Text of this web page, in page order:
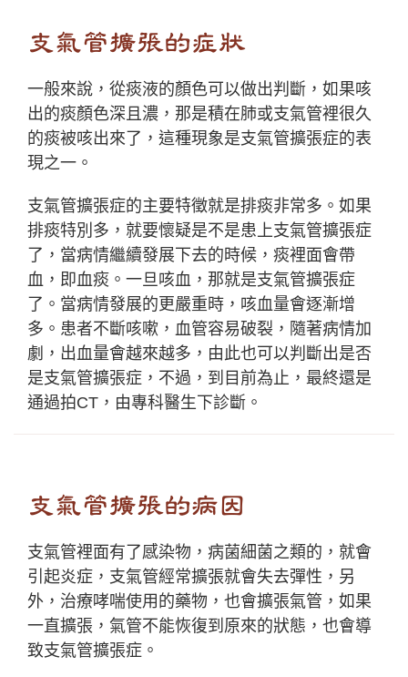
支氣管擴張的症狀
一般來說，從痰液的顏色可以做出判斷，如果咳
出的痰顏色深且濃，那是積在肺或支氣管裡很久
的痰被咳出來了，這種現象是支氣管擴張症的表
現之一。
支氣管擴張症的主要特徵就是排痰非常多。如果
排痰特別多，就要懷疑是不是患上支氣管擴張症
了，當病情繼續發展下去的時候，痰裡面會帶
血，即血痰。一旦咳血，那就是支氣管擴張症
了。當病情發展的更嚴重時，咳血量會逐漸增
多。患者不斷咳嗽，血管容易破裂，隨著病情加
劇，出血量會越來越多，由此也可以判斷出是否
是支氣管擴張症，不過，到目前為止，最終還是
通過拍CT，由專科醫生下診斷。
支氣管擴張的病因
支氣管裡面有了感染物，病菌細菌之類的，就會
引起炎症，支氣管經常擴張就會失去彈性，另
外，治療哮喘使用的藥物，也會擴張氣管，如果
一直擴張，氣管不能恢復到原來的狀態，也會導
致支氣管擴張症。